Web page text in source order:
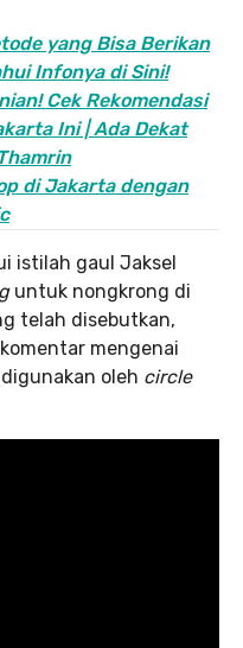
yang Bisa Berikan
Infonya di Sini!
Cek Rekomendasi
Ini | Ada Dekat
di Jakarta dengan
istilah gaul Jaksel
untuk nongkrong di
telah disebutkan,
mengenai
oleh circle